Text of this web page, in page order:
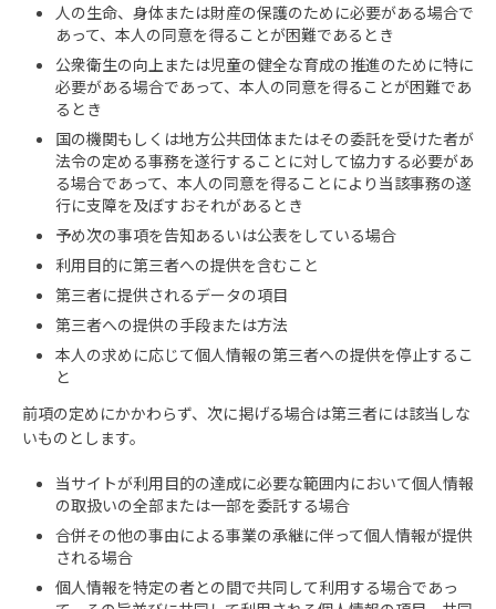
人の生命、身体または財産の保護のために必要がある場合で
あって、本人の同意を得ることが困難であるとき
公衆衛生の向上または児童の健全な育成の推進のために特に
必要がある場合であって、本人の同意を得ることが困難であ
るとき
国の機関もしくは地方公共団体またはその委託を受けた者が
法令の定める事務を遂行することに対して協力する必要があ
る場合であって、本人の同意を得ることにより当該事務の遂
行に支障を及ぼすおそれがあるとき
予め次の事項を告知あるいは公表をしている場合
利用目的に第三者への提供を含むこと
第三者に提供されるデータの項目
第三者への提供の手段または方法
本人の求めに応じて個人情報の第三者への提供を停止するこ
と
前項の定めにかかわらず、次に掲げる場合は第三者には該当しな
いものとします。
当サイトが利用目的の達成に必要な範囲内において個人情報
の取扱いの全部または一部を委託する場合
合併その他の事由による事業の承継に伴って個人情報が提供
される場合
個人情報を特定の者との間で共同して利用する場合であっ